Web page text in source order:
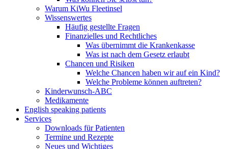
Warum KiWu Fleetinsel
Wissenswertes
Häufig gestellte Fragen
Finanzielles und Rechtliches
Was übernimmt die Krankenkasse
Was ist nach dem Gesetz erlaubt
Chancen und Risiken
Welche Chancen haben wir auf ein Kind?
Welche Probleme können auftreten?
Kinderwunsch-ABC
Medikamente
English speaking patients
Services
Downloads für Patienten
Termine und Rezepte
Neues und Wichtiges